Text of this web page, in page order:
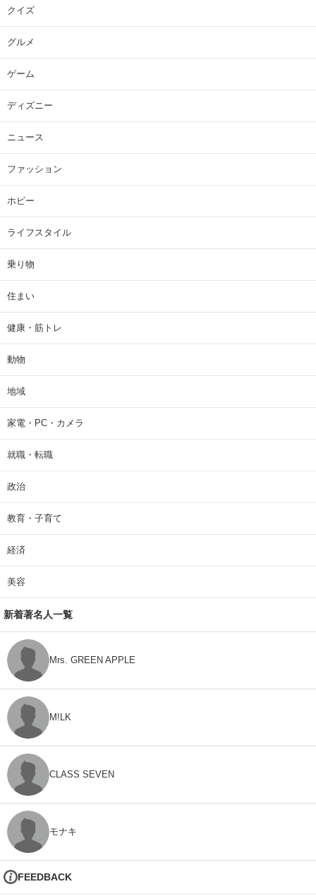
クイズ
グルメ
ゲーム
ディズニー
ニュース
ファッション
ホビー
ライフスタイル
乗り物
住まい
健康・筋トレ
動物
地域
家電・PC・カメラ
就職・転職
政治
教育・子育て
経済
美容
新着著名人一覧
Mrs. GREEN APPLE
M!LK
CLASS SEVEN
モナキ
FEEDBACK